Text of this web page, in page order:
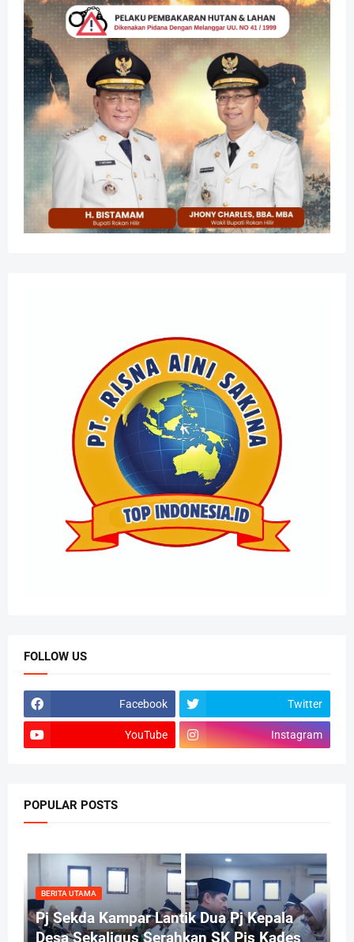
FOLLOW US
Facebook Twitter
YouTube Instagram
POPULAR POSTS
BERITA UTAMA
Pj Sekda Kampar Lantik Dua Pj Kepala
Desa Sekaligus Serahkan SK Pjs Kades